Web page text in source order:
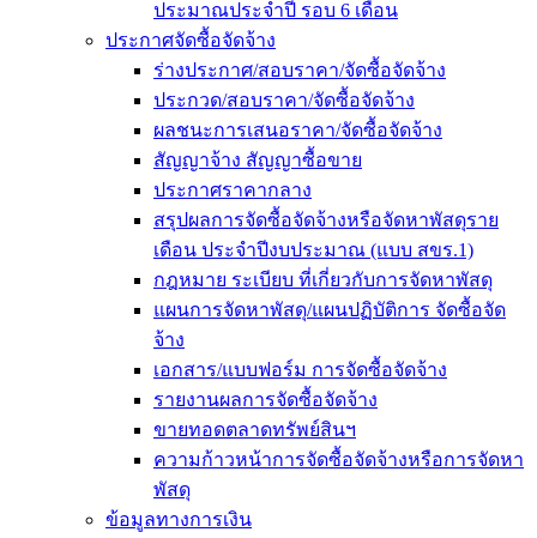
ประมาณประจำปี รอบ 6 เดือน
ประกาศจัดซื้อจัดจ้าง
ร่างประกาศ/สอบราคา/จัดซื้อจัดจ้าง
ประกวด/สอบราคา/จัดซื้อจัดจ้าง
ผลชนะการเสนอราคา/จัดซื้อจัดจ้าง
สัญญาจ้าง สัญญาซื้อขาย
ประกาศราคากลาง
สรุปผลการจัดซื้อจัดจ้างหรือจัดหาพัสดุราย
เดือน ประจำปีงบประมาณ (แบบ สขร.1)
กฎหมาย ระเบียบ ที่เกี่ยวกับการจัดหาพัสดุ
แผนการจัดหาพัสดุ/แผนปฏิบัติการ จัดซื้อจัด
จ้าง
เอกสาร/แบบฟอร์ม การจัดซื้อจัดจ้าง
รายงานผลการจัดซื้อจัดจ้าง
ขายทอดตลาดทรัพย์สินฯ
ความก้าวหน้าการจัดซื้อจัดจ้างหรือการจัดหา
พัสดุ
ข้อมูลทางการเงิน